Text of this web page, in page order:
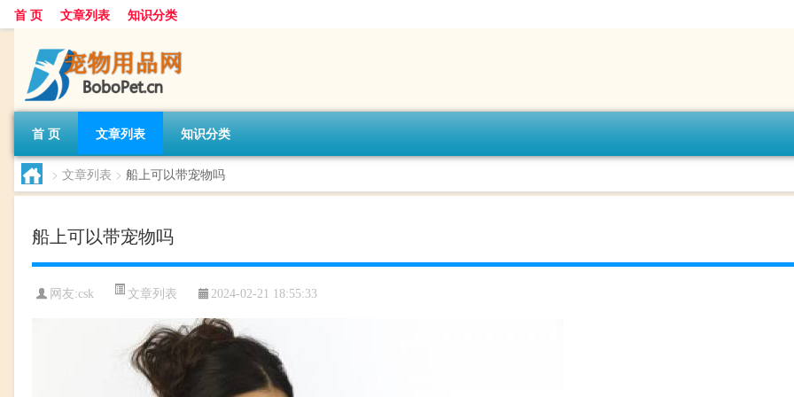
首 页 文章列表 知识分类
首 页 文章列表 知识分类
> 文章列表 > 船上可以带宠物吗
船上可以带宠物吗
网友:csk 文章列表 2024-02-21 18:55:33